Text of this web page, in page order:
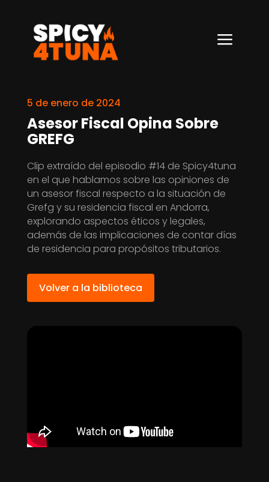
a
5 de enero de 2024
Asesor Fiscal Opina Sobre
GREFG
Clip extraído del episodio #14 de Spicy4tuna
en el que hablamos sobre las opiniones de
un asesor fiscal respecto a la situación de
Grefg y su residencia fiscal en Andorra,
explorando aspectos éticos y legales,
además de las implicaciones de contar días
de residencia para propósitos tributarios.
Volver a la biblioteca